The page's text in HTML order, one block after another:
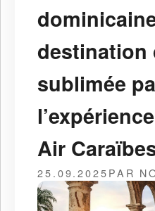
destination
sublimée
Air
25.09.2025PAR